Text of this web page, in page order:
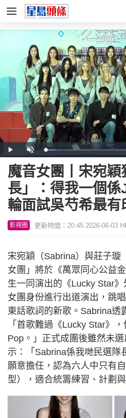
Play Unmute Loaded:
8.54%
魔音女團丨宋宛穎
長」：得我一個
輪面試吳芍希最有
影視圈 更新時間：20:45 2026-06-03
宋宛穎（Sabrina）與莊子璇
女團」將於《萬眾同心公益
生一同演出的《Lucky Star
女團身份進行出道演出，跳
東話歌詞的新歌。Sabrina透
「首歌難過《Lucky Star》
Pop。」正式成團後雖然未
示：「Sabrina係我哋民選隊
願意擔任，認為六人中只有
型），適合統籌練習、計劃